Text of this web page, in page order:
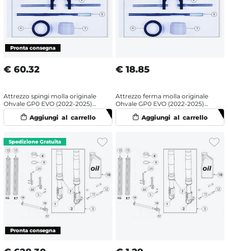
€ 60.32
Attrezzo spingi molla originale
Ohvale GP0 EVO (2022-2025)
Racing
€ 18.85
Attrezzo ferma molla originale
Ohvale GP0 EVO (2022-2025)
Racing